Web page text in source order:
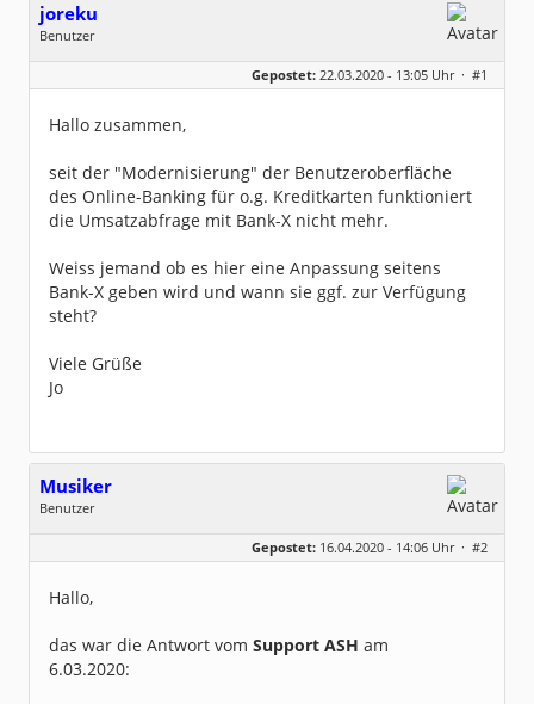
joreku
Benutzer
Geschlecht:
keine Angabe
Dabei seit:
01 / 2019
Gepostet: 22.03.2020 - 13:05 Uhr · #1
Hallo zusammen,
seit der "Modernisierung" der Benutzeroberfläche
des Online-Banking für o.g. Kreditkarten funktioniert
die Umsatzabfrage mit Bank-X nicht mehr.
Weiss jemand ob es hier eine Anpassung seitens
Bank-X geben wird und wann sie ggf. zur Verfügung
steht?
Viele Grüße
Jo
Musiker
Benutzer
Dabei seit:
04 / 2020
Gepostet: 16.04.2020 - 14:06 Uhr · #2
Hallo,
das war die Antwort vom Support ASH am
6.03.2020: